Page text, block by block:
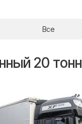
20 тонн